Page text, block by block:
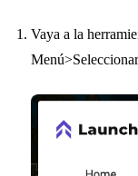
Vaya a la